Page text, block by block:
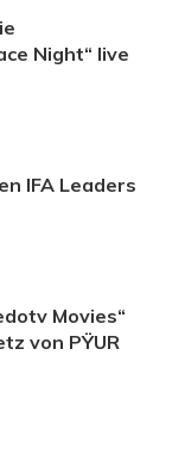
Night“ live
IFA Leaders
Movies“
von PŸUR